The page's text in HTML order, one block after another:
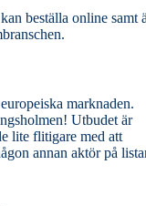
beställa online samt
marknaden.
Utbudet är
lite flitigare med att
annan aktör på